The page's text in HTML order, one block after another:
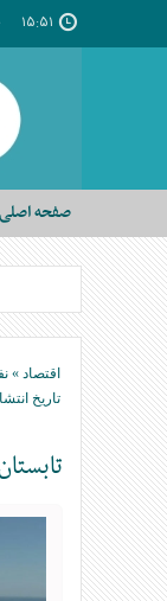
۱۵:۵۱
صفحه اصلی
اقتصاد »
تاریخ